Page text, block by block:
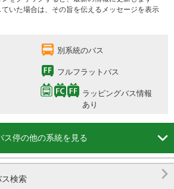
いた場合は、その旨を伝えるメッセージを表示
別系統のバス
フルフラットバス
ラッピングバス情報
あり
ス停の他の系統を見る 
検索 